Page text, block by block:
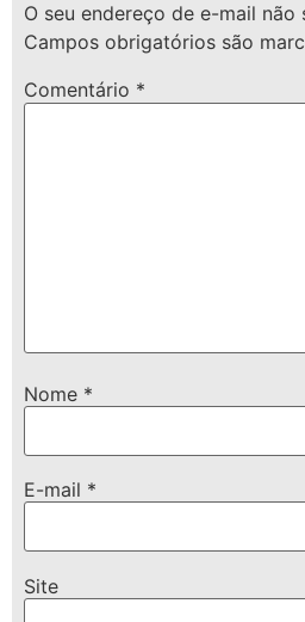
O seu endereço de e-mail não
Campos obrigatórios são
Comentário *
Nome *
E-mail *
Site